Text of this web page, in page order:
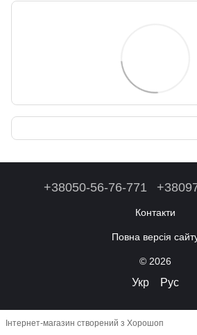
+38050-56-76-771
Контакти
Повна версія
© 2026
Укр Рус
Інтернет-магазин створений з Хорошоп